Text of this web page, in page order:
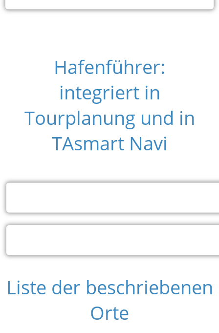
Hafenführer:
integriert in
Tourplanung und in
TAsmart Navi
Liste der beschriebenen
Orte